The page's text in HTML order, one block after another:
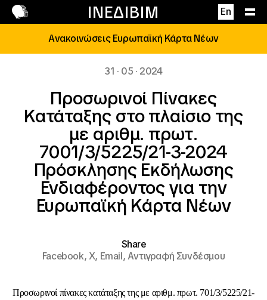
ΙΝΕΔΙΒΙΜ En
Επικοινωνία
Ανακοινώσεις Ευρωπαϊκή Κάρτα Νέων
31 · 05 · 2024
Προσωρινοί Πίνακες
Κατάταξης στο πλαίσιο της
με αριθμ. πρωτ.
7001/3/5225/21-3-2024
Πρόσκλησης Εκδήλωσης
Ενδιαφέροντος για την
Ευρωπαϊκή Κάρτα Νέων
Share
Facebook,X, Email,Αντιγραφή Συνδέσμου
Προσωρινοί πίνακες κατάταξης της με αριθμ. πρωτ. 701/3/5225/21-